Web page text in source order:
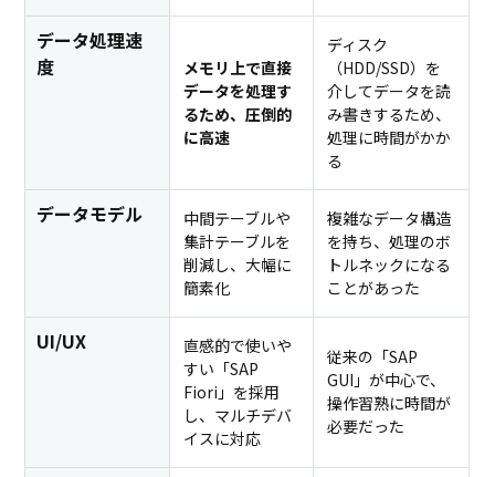
データ処理速
度
メモリ上で直接
データを処理す
るため、圧倒的
に高速
ディスク
（HDD/SSD）を
介してデータを読
み書きするため、
処理に時間がかか
る
データモデル
中間テーブルや
集計テーブルを
削減し、大幅に
簡素化
複雑なデータ構造
を持ち、処理のボ
トルネックになる
ことがあった
UI/UX
直感的で使いや
すい「SAP
Fiori」を採用
し、マルチデバ
イスに対応
従来の「SAP
GUI」が中心で、
操作習熟に時間が
必要だった